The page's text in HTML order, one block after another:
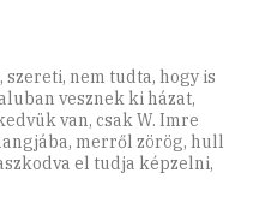
nem tudta, hogy is
vesznek ki házat,
van, csak W. Imre
merről zörög, hull
el tudja képzelni,